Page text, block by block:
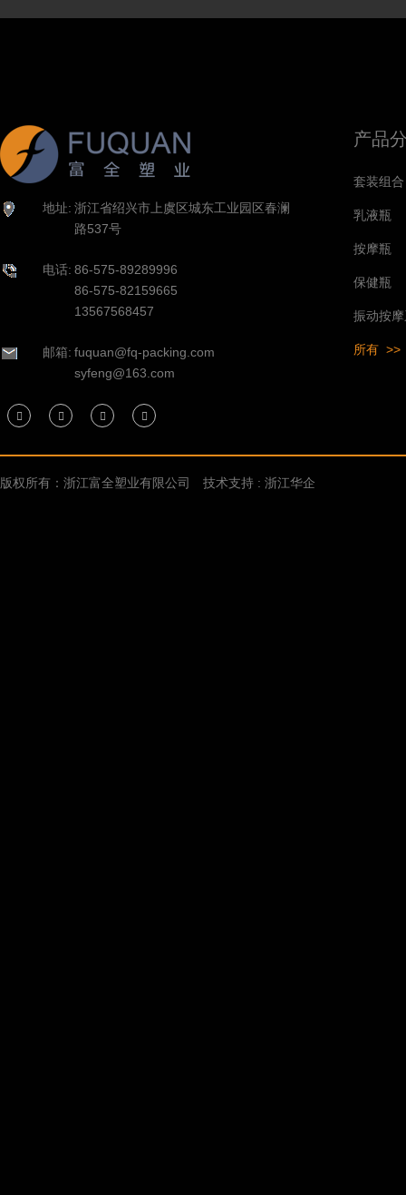
地址: 浙江省绍兴市上虞区城东工业园区春澜
路537号
电话: 86-575-89289996
86-575-82159665
13567568457
邮箱: fuquan@fq-packing.com
syfeng@163.com
产品
套装组合
乳液瓶
按摩瓶
保健瓶
振动按
所有 >>
版权所有：浙江富全塑业有限公司 技术支持 : 浙江华企